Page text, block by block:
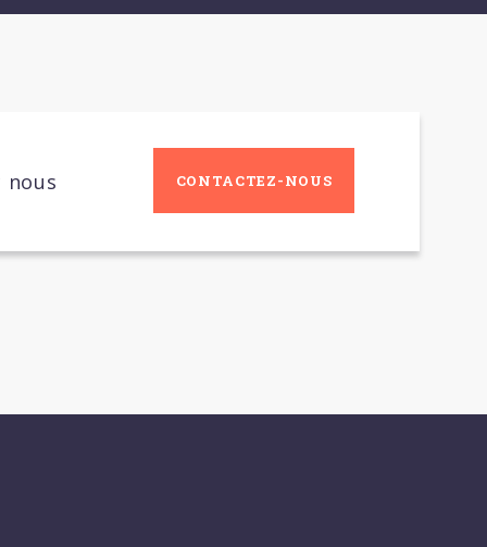
nous CONTACTEZ-NOUS